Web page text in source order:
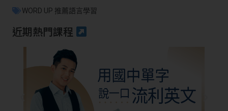
WORD UP 推薦語言學習
近期熱門課程